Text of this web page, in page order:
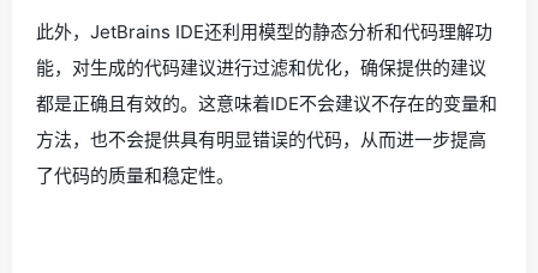
此外，JetBrains IDE还利用模型的静态分析和代码理解功
能，对生成的代码建议进行过滤和优化，确保提供的建议
都是正确且有效的。这意味着IDE不会建议不存在的变量和
方法，也不会提供具有明显错误的代码，从而进一步提高
了代码的质量和稳定性。